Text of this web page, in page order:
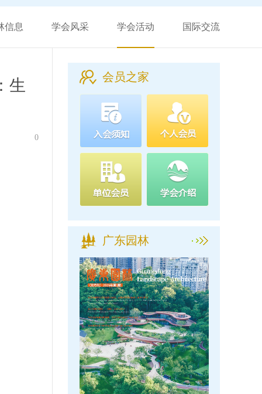
信息 学会风采 学会活动 国际交流
生
0
会员之家
广东园林